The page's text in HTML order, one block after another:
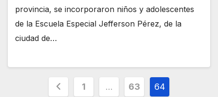
provincia, se incorporaron niños y adolescentes
de la Escuela Especial Jefferson Pérez, de la
ciudad de…
Paginación
1 … 63 64